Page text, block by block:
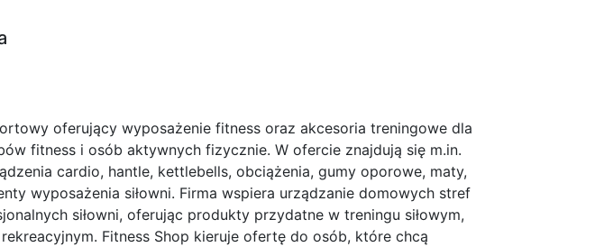
oferujący wyposażenie fitness oraz akcesoria treningowe dla
fitness i osób aktywnych fizycznie. W ofercie znajdują się m.in.
cardio, hantle, kettlebells, obciążenia, gumy oporowe, maty,
wyposażenia siłowni. Firma wspiera urządzanie domowych stref
siłowni, oferując produkty przydatne w treningu siłowym,
Fitness Shop kieruje ofertę do osób, które chcą